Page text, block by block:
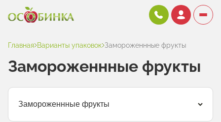
Главная Варианты упаковок Замороженнные фрукты
Замороженнные фрукты
Замороженнные фрукты